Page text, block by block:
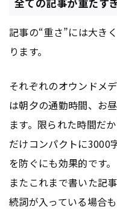
記事の“重さ”には大き
ります。
それぞれのオウンドメ
は朝夕の通勤時間、お
ます。限られた時間だ
だけコンパクトに3000
を防ぐにも効果的です。
またこれまで書いた記
続詞が入っている場合